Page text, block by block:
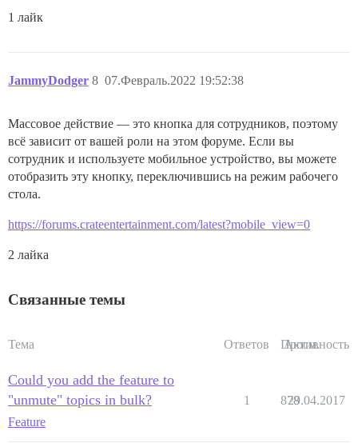
1 лайк
JammyDodger 07.Февраль.2022 19:52:38
8
Массовое действие — это кнопка для сотрудников, поэтому
всё зависит от вашей роли на этом форуме. Если вы
сотрудник и используете мобильное устройство, вы можете
отобразить эту кнопку, переключившись на режим рабочего
стола.
https://forums.crateentertainment.com/latest?mobile_view=0
2 лайка
Связанные темы
Тема Ответов Просм.
Активность
Could you add the feature to
"unmute" topics in bulk?
Feature
1 878
29.04.2017